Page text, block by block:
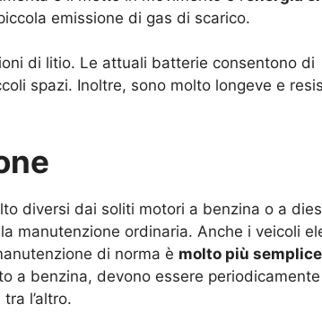
emissione di gas di scarico.
di litio. Le attuali batterie consentono di
spazi. Inoltre, sono molto longeve e
diversi dai soliti motori a benzina o a
manutenzione ordinaria. Anche i veicoli
di norma è molto più semplice
a benzina, devono essere
l’altro.